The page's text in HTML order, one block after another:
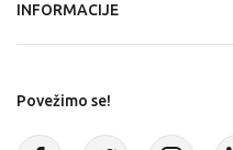
INFORMACIJE
Povežimo se!